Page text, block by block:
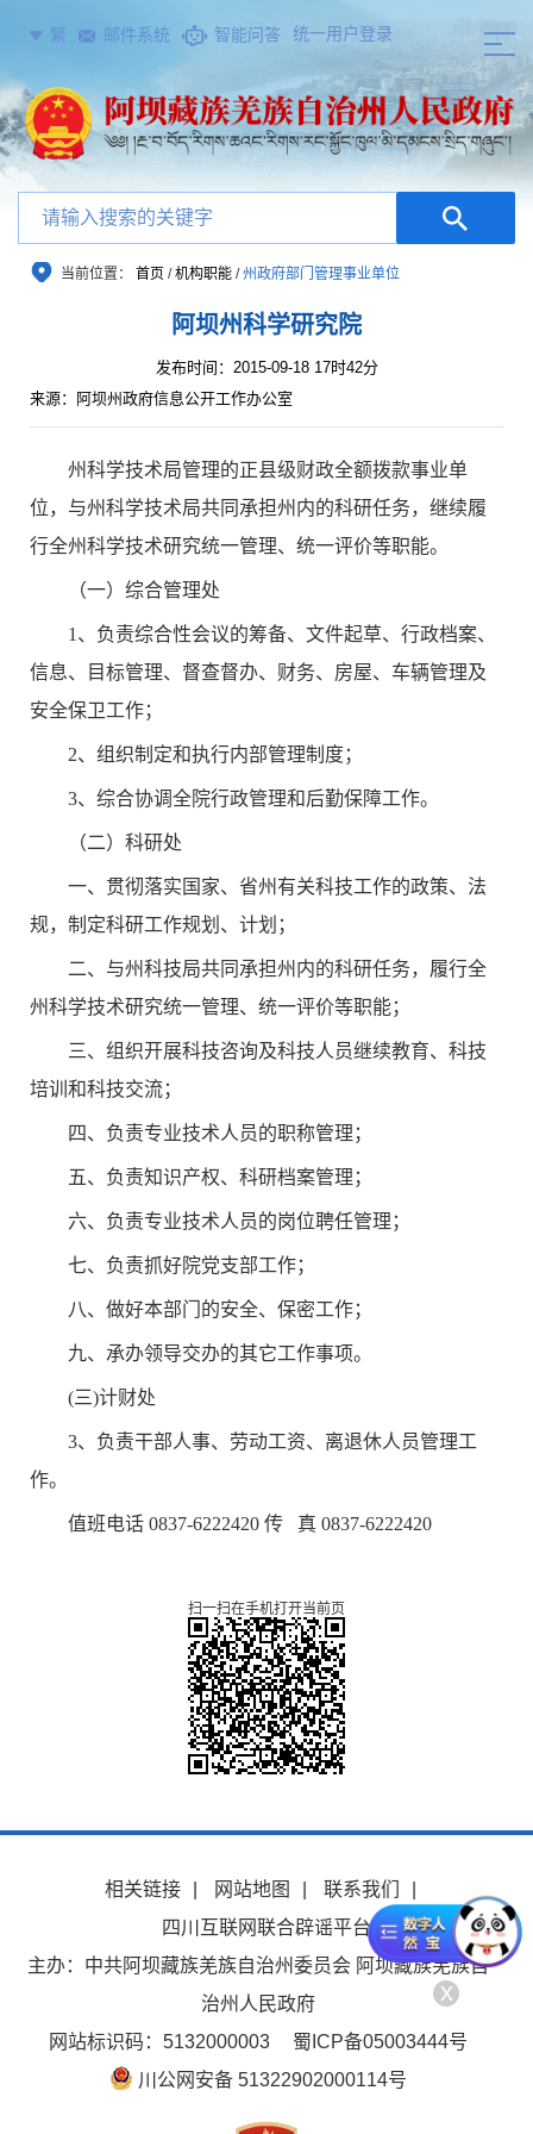
繁 邮件系统 智能问答 统一用户登录
当前位置： 首页 /机构职能 /州政府部门管理事业单位
阿坝州科学研究院
发布时间：2015-09-18 17时42分
来源：阿坝州政府信息公开工作办公室
州科学技术局管理的正县级财政全额拨款事业单
位，与州科学技术局共同承担州内的科研任务，继续履
行全州科学技术研究统一管理、统一评价等职能。
（一）综合管理处
1、负责综合性会议的筹备、文件起草、行政档案、
信息、目标管理、督查督办、财务、房屋、车辆管理及
安全保卫工作；
2、组织制定和执行内部管理制度；
3、综合协调全院行政管理和后勤保障工作。
（二）科研处
一、贯彻落实国家、省州有关科技工作的政策、法
规，制定科研工作规划、计划；
二、与州科技局共同承担州内的科研任务，履行全
州科学技术研究统一管理、统一评价等职能；
三、组织开展科技咨询及科技人员继续教育、科技
培训和科技交流；
四、负责专业技术人员的职称管理；
五、负责知识产权、科研档案管理；
六、负责专业技术人员的岗位聘任管理；
七、负责抓好院党支部工作；
八、做好本部门的安全、保密工作；
九、承办领导交办的其它工作事项。
(三)计财处
3、负责干部人事、劳动工资、离退休人员管理工
作。
值班电话 0837-6222420 传 真 0837-6222420
扫一扫在手机打开当前页
相关链接 网站地图 联系我们
四川互联网联合辟谣平台
主办：中共阿坝藏族羌族自治州委员会 阿坝藏族羌族自
治州人民政府
网站标识码：5132000003
蜀ICP备05003444号
川公网安备 51322902000114号
x